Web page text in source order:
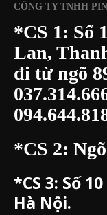
CÔNG TY TNHH
*CS 1: Số
Lan,
đi từ ngõ
*CS 2:
*CS 3: Số
Hà Nội.